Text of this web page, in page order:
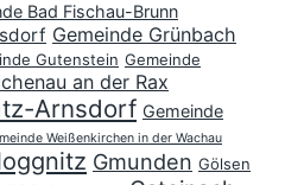
Bad Fischau-Brunn
Gemeinde Grünbach
Gutenstein Gemeinde
an der Rax
Arnsdorf Gemeinde
Weißenkirchen in der Wachau
Gmunden Gölsen